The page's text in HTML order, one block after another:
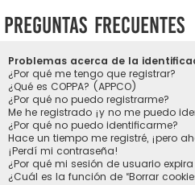
Preguntas Frecuentes
Problemas acerca de la
¿Por qué me tengo que registrar?
¿Qué es COPPA? (APPCO)
¿Por qué no puedo registrarme?
Me he registrado ¡y no me puedo
¿Por qué no puedo identificarme?
Hace un tiempo me registré, ¡pero
¡Perdí mi contraseña!
¿Por qué mi sesión de usuario
¿Cuál es la función de “Borrar